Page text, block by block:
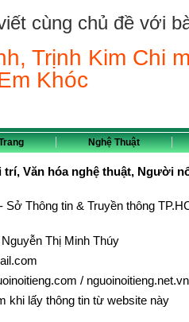
cùng chủ đề với
Trịnh Kim Chi
Khóc
Nghệ Thuật
Văn hóa nghệ thuật, Người
Thông tin & Truyền thông
Thị Minh Thúy
/ nguoinoitieng.net.vn
khi lấy thông tin từ website này